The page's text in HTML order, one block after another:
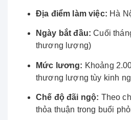
Địa điểm làm việc: Hà
Ngày bắt đầu: Cuối
thương lượng)
Mức lương: Khoảng
thương lượng tùy kinh
Chế độ đãi ngộ: Theo
thỏa thuận trong buổi